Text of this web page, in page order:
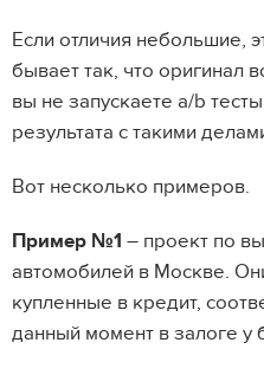
Если отличия небольшие,
бывает так, что
вы не запускаете a/b
результата с такими
Вот несколько примеров.
Пример №1 – проект по
автомобилей в Москве.
купленные в кредит,
данный момент в залоге у